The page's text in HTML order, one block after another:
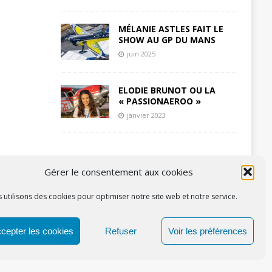
Gérer le consentement aux cookies
utilisons des cookies pour optimiser notre site web et notre service.
les cookies Refuser Voir les préférences
MÉLANIE ASTLES FAIT LE
SHOW AU GP DU MANS
juin 2025
ELODIE BRUNOT OU LA
« PASSIONAEROO »
janvier 2023